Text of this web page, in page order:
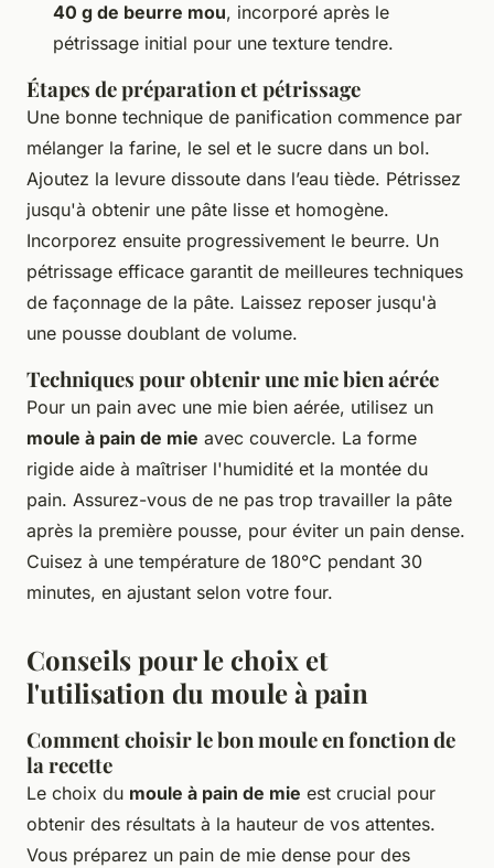
40 g de beurre mou, incorporé après le
pétrissage initial pour une texture tendre.
Étapes de préparation et pétrissage
Une bonne technique de panification commence par
mélanger la farine, le sel et le sucre dans un bol.
Ajoutez la levure dissoute dans l’eau tiède. Pétrissez
jusqu'à obtenir une pâte lisse et homogène.
Incorporez ensuite progressivement le beurre. Un
pétrissage efficace garantit de meilleures techniques
de façonnage de la pâte. Laissez reposer jusqu'à
une pousse doublant de volume.
Techniques pour obtenir une mie bien aérée
Pour un pain avec une mie bien aérée, utilisez un
moule à pain de mie avec couvercle. La forme
rigide aide à maîtriser l'humidité et la montée du
pain. Assurez-vous de ne pas trop travailler la pâte
après la première pousse, pour éviter un pain dense.
Cuisez à une température de 180°C pendant 30
minutes, en ajustant selon votre four.
Conseils pour le choix et
l'utilisation du moule à pain
Comment choisir le bon moule en fonction de
la recette
Le choix du moule à pain de mie est crucial pour
obtenir des résultats à la hauteur de vos attentes.
Vous préparez un pain de mie dense pour des